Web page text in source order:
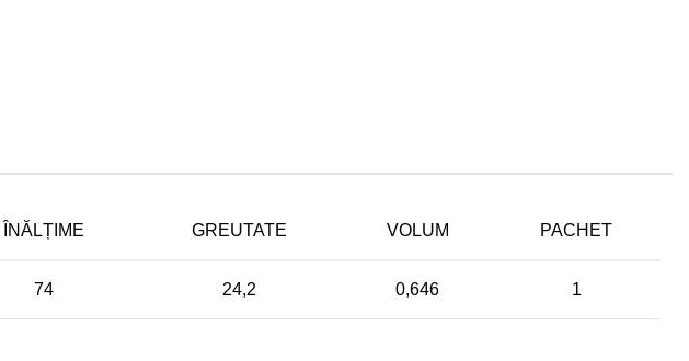
ÎNĂLȚIME GREUTATE VOLUM PACHET
74 24,2 0,646 1